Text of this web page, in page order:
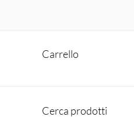
Carrello
Cerca prodotti